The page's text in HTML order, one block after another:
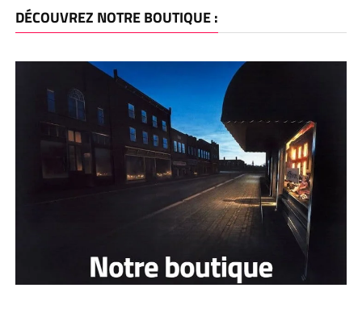
DÉCOUVREZ NOTRE BOUTIQUE :